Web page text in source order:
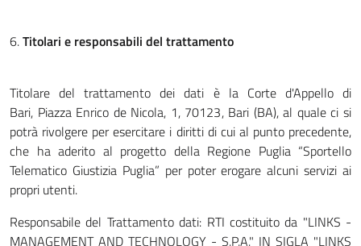
6.Titolari e responsabili del trattamento
Titolare del trattamento dei dati è la Corte d'Appello di
Bari, Piazza Enrico de Nicola, 1, 70123, Bari (BA), al quale ci si
potrà rivolgere per esercitare i diritti di cui al punto precedente,
che ha aderito al progetto della Regione Puglia “Sportello
Telematico Giustizia Puglia” per poter erogare alcuni servizi ai
propri utenti.
Responsabile del Trattamento dati: RTI costituito da "LINKS -
MANAGEMENT AND TECHNOLOGY - S.P.A." IN SIGLA "LINKS